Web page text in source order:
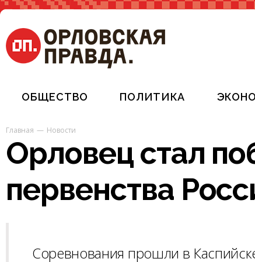
ОБЩЕСТВО ПОЛИТИКА
Главная Новости
Орловец стал
первенства
Соревнования прошли в